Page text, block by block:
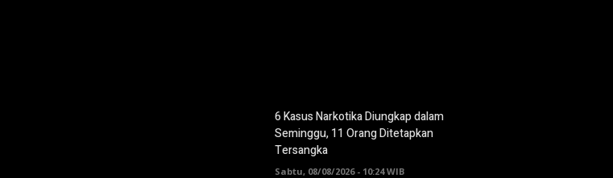
6 Kasus Narkotika Diungkap dalam
Seminggu, 11 Orang Ditetapkan
Tersangka
Sabtu, 08/08/2026 - 10:24 WIB